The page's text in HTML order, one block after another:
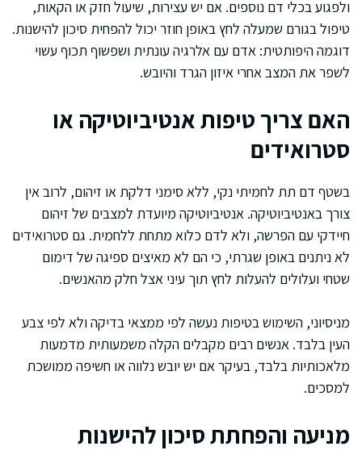
ולפגוע בכלי דם נוספים. אם יש עצירות, שיעול חזק או הקאות,
טיפול בגורם שמעלה לחץ באופן חוזר יכול להפחית סיכון להישנות.
דוגמה היפותטית: אדם עם אלרגיה עונתית ושפשוף תכוף עשוי
לשפר את המצב אחרי איזון הגרד והיובש.
האם צריך טיפות אנטיביוטיקה או
סטרואידים
בשטף דם תת לחמיתי נקי, ללא סימני דלקת או זיהום, לרוב אין
צורך באנטיביוטיקה. אנטיביוטיקה מיועדת למצבים של זיהום
חיידקי עם הפרשה, ולא לדם כלוא מתחת ללחמית. גם סטרואידים
לא ניתנים באופן שגרתי, כי הם לא מאיצים ספיגה של דימום
שטחי ועלולים להעלות לחץ תוך עיני אצל חלק מהאנשים.
מניסיוני, השימוש בטיפות נעשה לפי ממצאי בדיקה ולא לפי צבע
העין בלבד. אנשים רבים מקבלים הקלה משמעותית מדמעות
מלאכותיות בלבד, בעיקר אם יש יובש נלווה או חשיפה ממושכת
למסכים.
מניעה והפחתת סיכון להישנות